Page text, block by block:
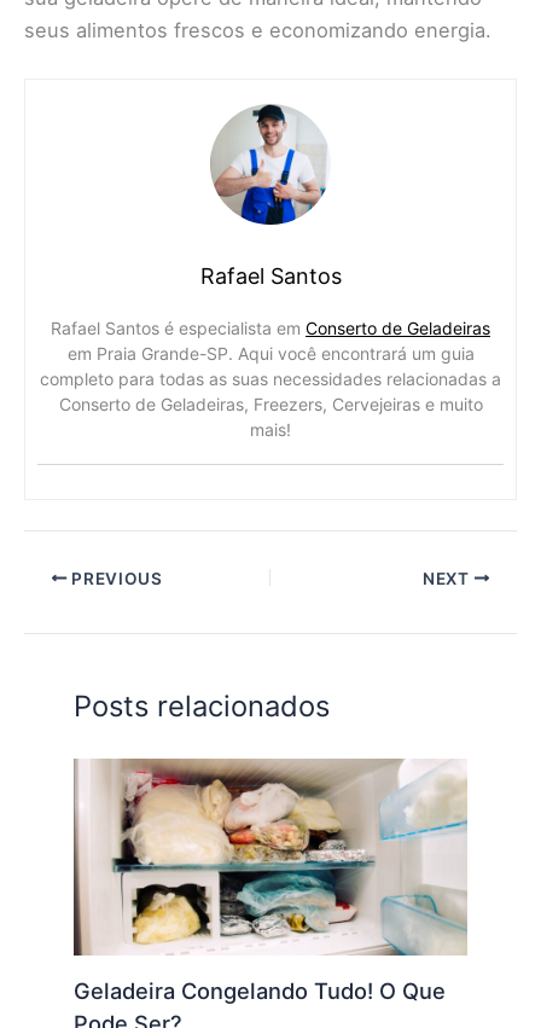
seus alimentos frescos e economizando energia.
Rafael Santos
Rafael Santos é especialista em Conserto de Geladeiras
em Praia Grande-SP. Aqui você encontrará um guia
completo para todas as suas necessidades relacionadas a
Conserto de Geladeiras, Freezers, Cervejeiras e muito
mais!
PREVIOUS NEXT
Posts relacionados
Geladeira Congelando Tudo! O Que